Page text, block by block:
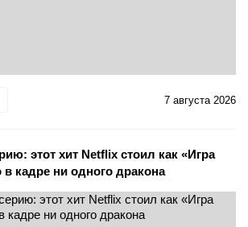
7 августа 2026
этот хит Netflix стоил как «Игра
кадре ни одного дракона